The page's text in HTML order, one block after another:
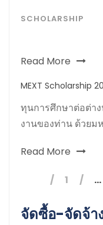
SCHOLARSHIP
Read More
MEXT Scholarship
ทุนการศึกษาต่อต่า
งานของท่าน ด้วยม
Read More
1 …
จัดซื้อ-จัดจ้า